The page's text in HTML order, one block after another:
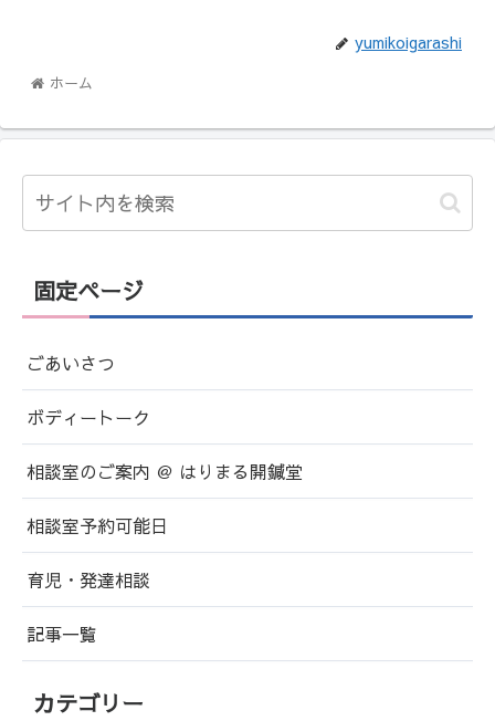
yumikoigarashi
ホーム
固定ページ
ごあいさつ
ボディートーク
相談室のご案内 ＠ はりまる開鍼堂
相談室予約可能日
育児・発達相談
記事一覧
カテゴリー